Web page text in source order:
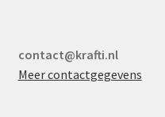
contact@krafti.nl
Meer contactgegevens